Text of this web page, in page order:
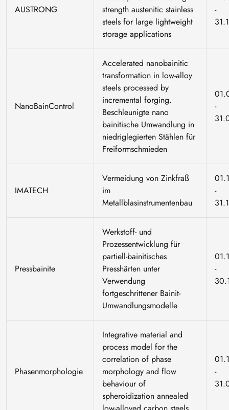
AUSTRONG
strength austenitic stainless
steels for large lightweight
storage applications
-
NanoBainControl
Accelerated nanobainitic
transformation in low-alloy
steels processed by
incremental forging.
Beschleunigte nano
bainitische Umwandlung in
niedriglegierten Stählen für
Freiformschmieden
-
IMATECH
Vermeidung von Zinkfraß
im
Metallblasinstrumentenbau
-
Pressbainite
Werkstoff- und
Prozessentwicklung für
partiell-bainitisches
Presshärten unter
Verwendung
fortgeschrittener Bainit-
Umwandlungsmodelle
-
Phasenmorphologie
Integrative material and
process model for the
correlation of phase
morphology and flow
behaviour of
spheroidization annealed
-